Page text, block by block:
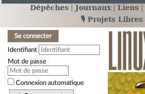
Dépêches Journaux Liens
🎙️ Projets Libres
Se connecter
Identifiant
Mot de passe
Connexion automatique